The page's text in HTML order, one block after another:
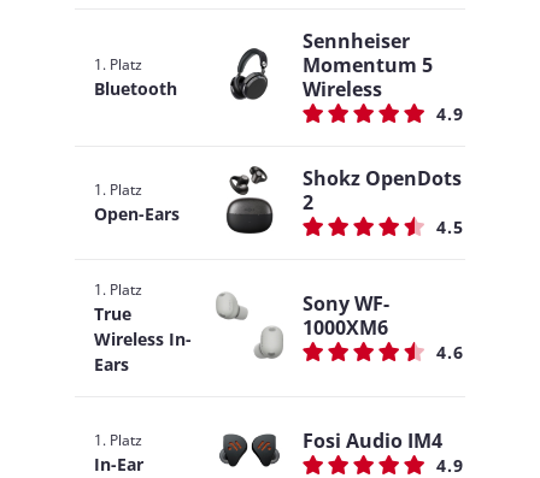
1. Platz
Bluetooth
Sennheiser
Momentum 5
Wireless
4.9
1. Platz
Open-Ears
Shokz OpenDots
2
4.5
1. Platz
True
Wireless In-
Ears
Sony WF-
1000XM6
4.6
1. Platz
In-Ear
Fosi Audio IM4
4.9